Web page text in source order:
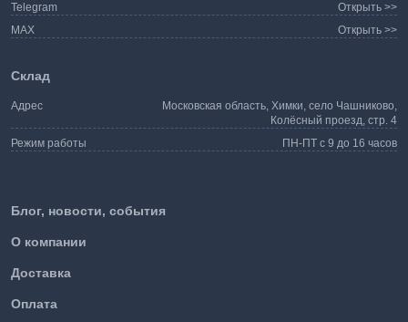
Блог, новости, события
О компании
Доставка
Оплата
Telegram
Открыть >>
MAX
Открыть >>
Склад
Адрес
Московская область, Химки, село Чашниково,
Колёсный проезд, стр. 4
Режим работы
ПН-ПТ с 9 до 16 часов